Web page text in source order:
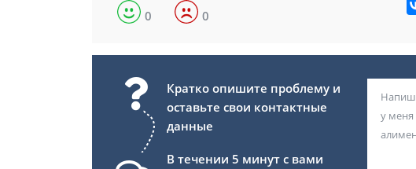
0 0
Кратко опишите проблему и
оставьте свои контактные
данные
В течении 5 минут с вами